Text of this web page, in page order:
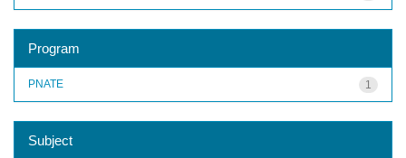
Program
1
PNATE
Subject